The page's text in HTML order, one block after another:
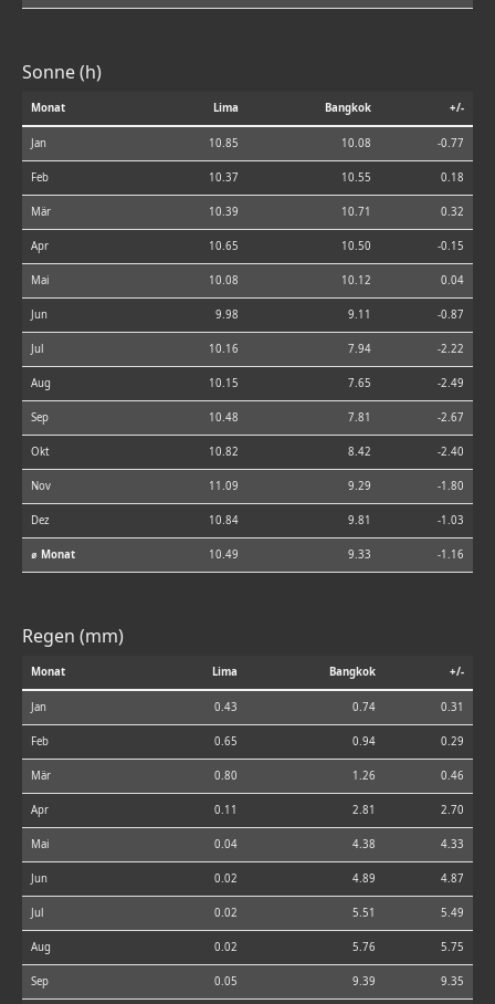
Sonne (h)
Monat Lima Bangkok +/-
Jan 10.85 10.08 -0.77
Feb 10.37 10.55 0.18
Mär 10.39 10.71 0.32
Apr 10.65 10.50 -0.15
Mai 10.08 10.12 0.04
Jun 9.98 9.11 -0.87
Jul 10.16 7.94 -2.22
Aug 10.15 7.65 -2.49
Sep 10.48 7.81 -2.67
Okt 10.82 8.42 -2.40
Nov 11.09 9.29 -1.80
Dez 10.84 9.81 -1.03
⌀ Monat 10.49 9.33 -1.16
Regen (mm)
Monat Lima Bangkok +/-
Jan 0.43 0.74 0.31
Feb 0.65 0.94 0.29
Mär 0.80 1.26 0.46
Apr 0.11 2.81 2.70
Mai 0.04 4.38 4.33
Jun 0.02 4.89 4.87
Jul 0.02 5.51 5.49
Aug 0.02 5.76 5.75
Sep 0.05 9.39 9.35